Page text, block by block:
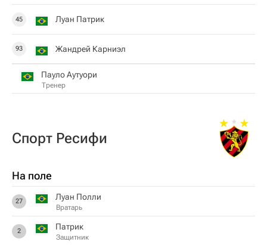
45 Луан Патрик
93 Жандрей Карниэл
Пауло Аутуори
Тренер
Спорт Ресифи
На поле
27 Луан Полли
Вратарь
2 Патрик
Защитник